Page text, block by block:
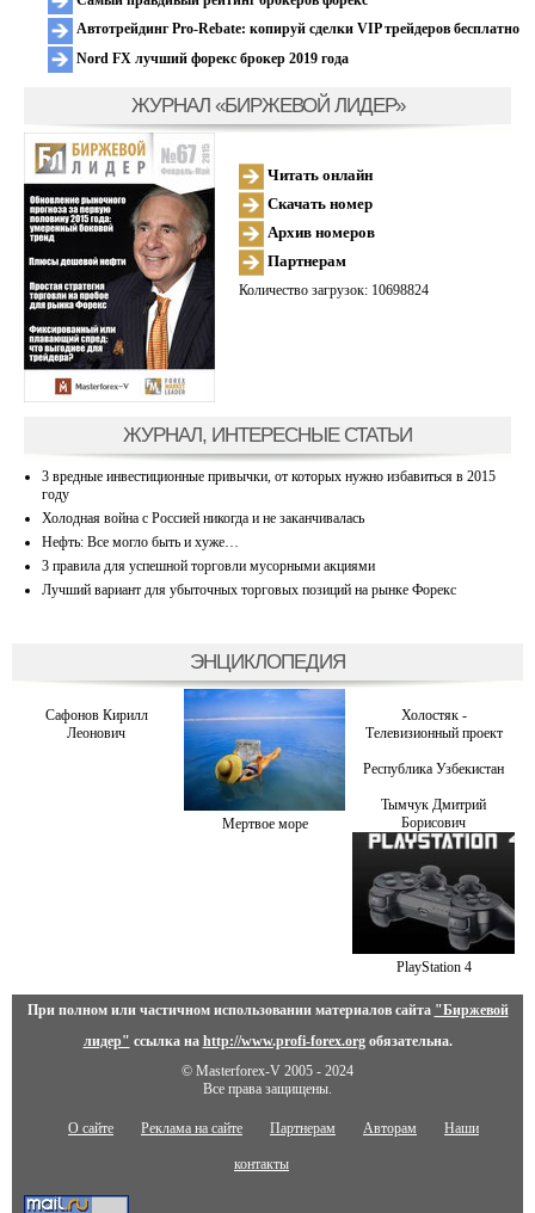
Автотрейдинг Pro-Rebate: копируй сделки VIP трейдеров бесплатно
Nord FX лучший форекс брокер 2019 года
ЖУРНАЛ «БИРЖЕВОЙ ЛИДЕР»
Читать онлайн
Скачать номер
Архив номеров
Партнерам
Количество загрузок: 10698824
ЖУРНАЛ, ИНТЕРЕСНЫЕ СТАТЬИ
3 вредные инвестиционные привычки, от которых нужно избавиться в 2015
году
Холодная война с Россией никогда и не заканчивалась
Нефть: Все могло быть и хуже…
3 правила для успешной торговли мусорными акциями
Лучший вариант для убыточных торговых позиций на рынке Форекс
ЭНЦИКЛОПЕДИЯ
Сафонов Кирилл
Леонович
Мертвое море
Холостяк -
Телевизионный проект
Республика Узбекистан
Тымчук Дмитрий
Борисович
PlayStation 4
При полном или частичном использовании материалов сайта "Биржевой
лидер" ссылка на http://www.profi-forex.orgобязательна.
© Masterforex-V 2005 - 2024
Все права защищены.
О сайте Реклама на сайте Партнерам Авторам Наши
контакты